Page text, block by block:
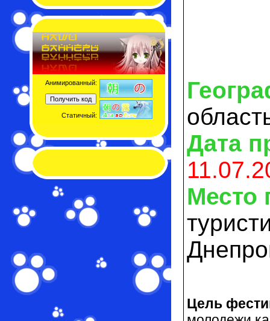
Анимированный:
Статичный:
Дата
Место
Цель